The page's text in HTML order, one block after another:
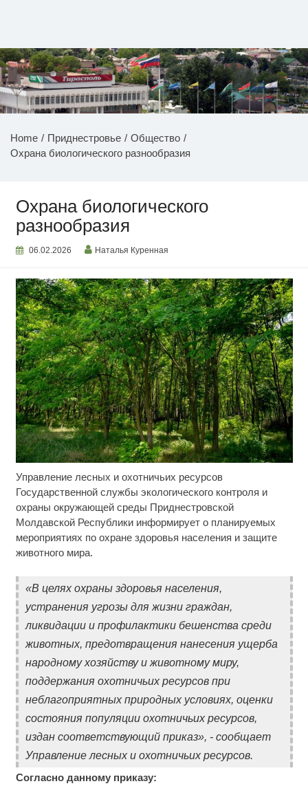
НОВОСТИ ПРИДНЕСТРОВЬЯ
Home Приднестровье
Общество
Охрана биологического разнообразия
Охрана биологического
разнообразия
06.02.2026 Наталья Куренная
Управление лесных и охотничьих ресурсов
Государственной службы экологического контроля и
охраны окружающей среды Приднестровской
Молдавской Республики информирует о планируемых
мероприятиях по охране здоровья населения и защите
животного мира.
«В целях охраны здоровья населения,
устранения угрозы для жизни граждан,
ликвидации и профилактики бешенства среди
животных, предотвращения нанесения ущерба
народному хозяйству и животному миру,
поддержания охотничьих ресурсов при
неблагоприятных природных условиях, оценки
состояния популяции охотничьих ресурсов,
издан соответствующий приказ», - сообщает
Управление лесных и охотничьих ресурсов.
Согласно данному приказу:
Ролик длится несколько секунд, а смеяться вы
будете долго
i
Скрытая камера на пляже Крыма: Что люди
вытворяют, когда их не видят...
Ролик из Омска: вы будете смеяться долго